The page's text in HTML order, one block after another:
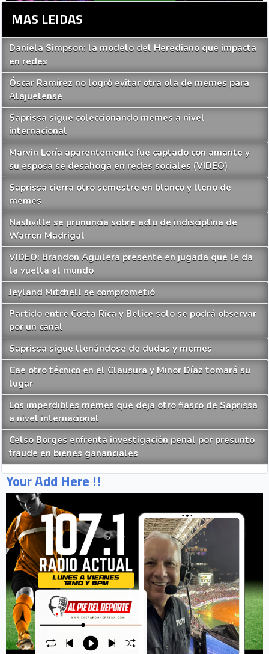
MAS LEIDAS
Daniela Simpson: la modelo del Herediano que impacta
en redes
Óscar Ramírez no logró evitar otra ola de memes para
Alajuelense
Saprissa sigue coleccionando memes a nivel
internacional
Marvin Loría aparentemente fue captado con amante y
su esposa se desahoga en redes sociales (VIDEO)
Saprissa cierra otro semestre en blanco y lleno de
memes
Nashville se pronuncia sobre acto de indisciplina de
Warren Madrigal
VIDEO: Brandon Aguilera presente en jugada que le da
la vuelta al mundo
Jeyland Mitchell se comprometió
Partido entre Costa Rica y Belice solo se podrá observar
por un canal
Saprissa sigue llenándose de dudas y memes
Cae otro técnico en el Clausura y Minor Díaz tomará su
lugar
Los imperdibles memes que deja otro fiasco de Saprissa
a nivel internacional
Celso Borges enfrenta investigación penal por presunto
fraude en bienes gananciales
Your Add Here !!